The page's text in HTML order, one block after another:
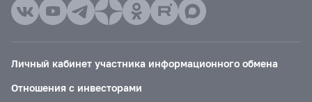
Личный кабинет участника информационного обмена
Отношения с инвесторами